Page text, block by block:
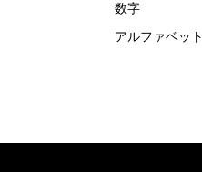
数字
アルファベット